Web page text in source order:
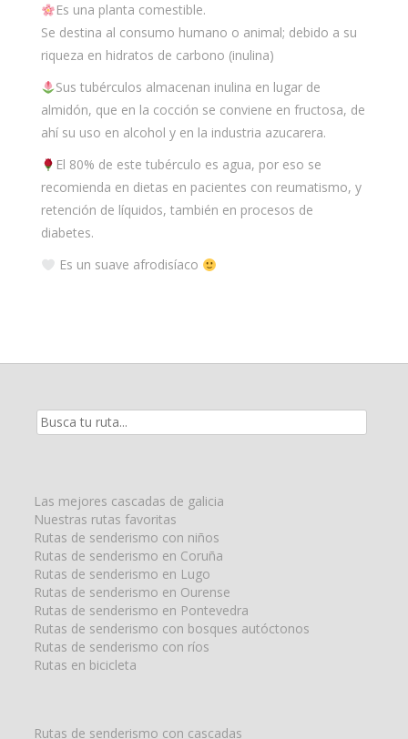
Es una planta comestible.
Se destina al consumo humano o animal; debido a su
riqueza en hidratos de carbono (inulina)
Sus tubérculos almacenan inulina en lugar de
almidón, que en la cocción se conviene en fructosa, de
ahí su uso en alcohol y en la industria azucarera.
El 80% de este tubérculo es agua, por eso se
recomienda en dietas en pacientes con reumatismo, y
retención de líquidos, también en procesos de
diabetes.
Es un suave afrodisíaco
Resultados
Las mejores cascadas de galicia
Nuestras rutas favoritas
Rutas de senderismo con niños
Rutas de senderismo en Coruña
Rutas de senderismo en Lugo
Rutas de senderismo en Ourense
Rutas de senderismo en Pontevedra
Rutas de senderismo con bosques autóctonos
Rutas de senderismo con ríos
Rutas en bicicleta
Rutas de senderismo con cascadas